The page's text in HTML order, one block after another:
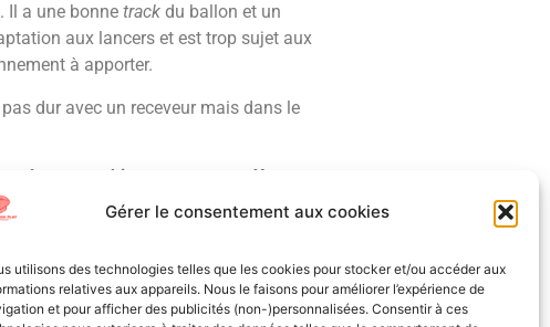
Gérer le consentement aux cookies
utilisons des technologies telles que les cookies pour stocker et/ou accéder aux
relatives aux appareils. Nous le faisons pour améliorer l’expérience de
et pour afficher des publicités (non-)personnalisées. Consentir à ces
Il a une bonne track du ballon et un
aux lancers et est trop sujet aux
à apporter.
dur avec un receveur mais dans le
très sympathique en tant que X
jeu (ça sera le seul scouting de
c’est son avenir qui se joue, dans la
qui il a joué et où il a eu affaire à de
les aspects du jeu chez lui et être un
qu’il est au mieux un talent du 4ème